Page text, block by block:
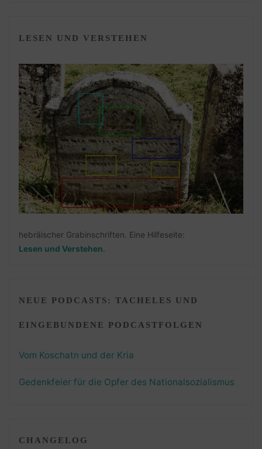
LESEN UND VERSTEHEN
hebräischer Grabinschriften. Eine Hilfeseite:
Lesen und Verstehen
NEUE PODCASTS: TACHELES UND
EINGEBUNDENE PODCASTFOLGEN
Vom Koschatn und der Kria
Gedenkfeier für die Opfer des Nationalsozialismus
CHANGELOG